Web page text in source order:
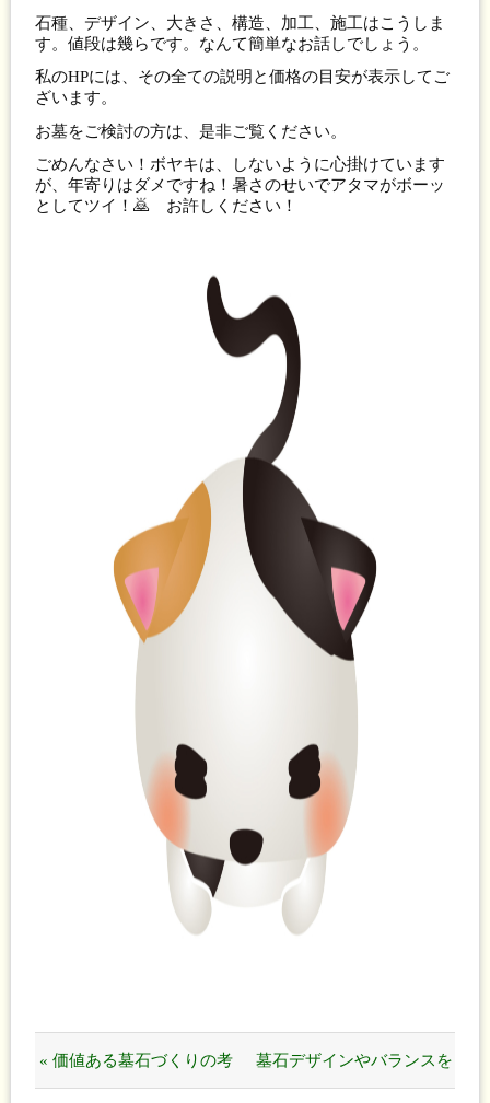
石種、デザイン、大きさ、構造、加工、施工はこうしま
す。値段は幾らです。なんて簡単なお話しでしょう。
私のHPには、その全ての説明と価格の目安が表示してご
ざいます。
お墓をご検討の方は、是非ご覧ください。
ごめんなさい！ボヤキは、しないように心掛けています
が、年寄りはダメですね！暑さのせいでアタマがボーッ
としてツイ！🙇 お許しください！
« 価値ある墓石づくりの考 墓石デザインやバランスを